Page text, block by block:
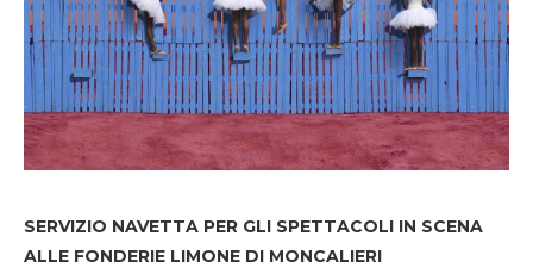
SERVIZIO NAVETTA PER GLI SPETTACOLI IN SCENA
ALLE FONDERIE LIMONE DI MONCALIERI